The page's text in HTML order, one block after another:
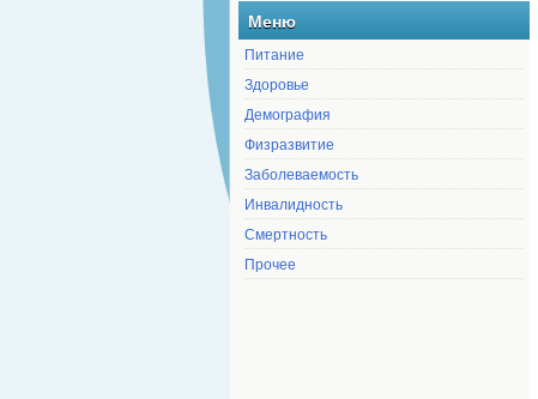
Меню
Питание
Здоровье
Демография
Физразвитие
Заболеваемость
Инвалидность
Смертность
Прочее